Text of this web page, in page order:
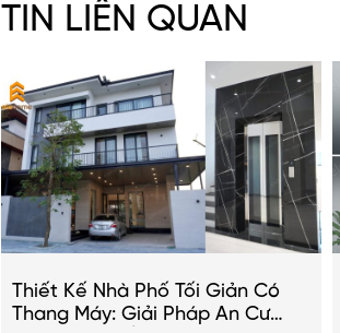
TIN LIÊN QUAN
Thiết Kế Nhà Phố Tối Giản Có
Thang Máy: Giải Pháp An Cư